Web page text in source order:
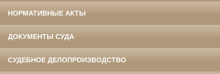
НОРМАТИВНЫЕ АКТЫ
ДОКУМЕНТЫ СУДА
СУДЕБНОЕ ДЕЛОПРОИЗВОДСТВО